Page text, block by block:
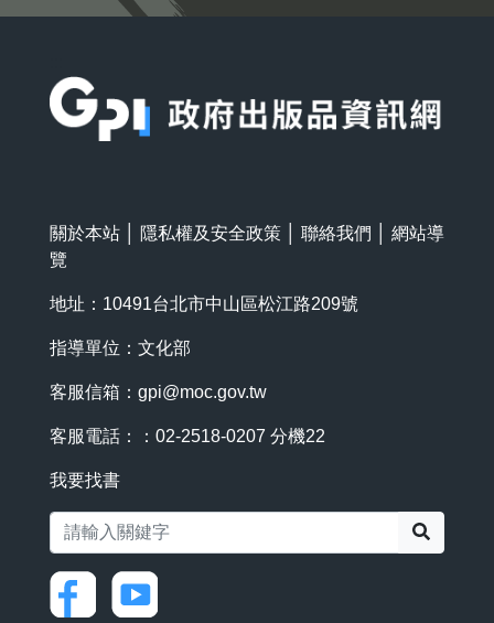
關於本站 隱私權及安全政策 聯絡我們
網站導
覽
地址：10491台北市中山區松江路209號
指導單位：文化部
客服信箱： gpi@moc.gov.tw
客服電話：：02-2518-0207 分機22
我要找書